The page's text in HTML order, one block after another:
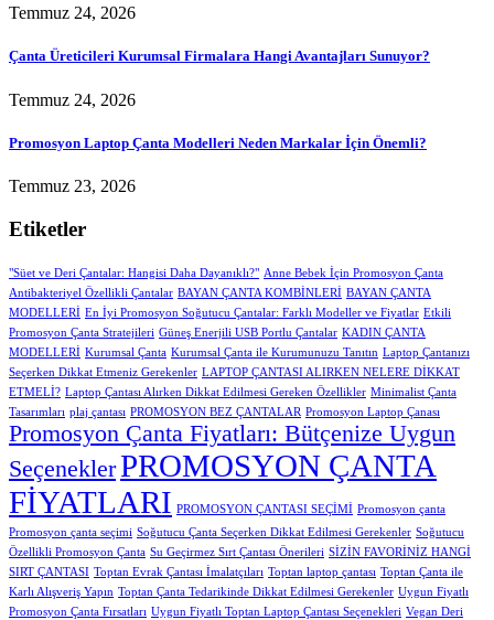
Temmuz 24, 2026
Çanta Üreticileri Kurumsal Firmalara Hangi Avantajları Sunuyor?
Temmuz 24, 2026
Promosyon Laptop Çanta Modelleri Neden Markalar İçin Önemli?
Temmuz 23, 2026
Etiketler
"Süet ve Deri Çantalar: Hangisi Daha Dayanıklı?" Anne Bebek İçin Promosyon Çanta
Antibakteriyel Özellikli Çantalar BAYAN ÇANTA KOMBİNLERİ BAYAN ÇANTA
MODELLERİ En İyi Promosyon Soğutucu Çantalar: Farklı Modeller ve Fiyatlar Etkili
Promosyon Çanta Stratejileri Güneş Enerjili USB Portlu Çantalar KADIN ÇANTA
MODELLERİ Kurumsal Çanta Kurumsal Çanta ile Kurumunuzu Tanıtın Laptop Çantanızı
Seçerken Dikkat Etmeniz Gerekenler LAPTOP ÇANTASI ALIRKEN NELERE DİKKAT
ETMELİ? Laptop Çantası Alırken Dikkat Edilmesi Gereken Özellikler Minimalist Çanta
Tasarımları plaj çantası PROMOSYON BEZ ÇANTALAR Promosyon Laptop Çanası
Promosyon Çanta Fiyatları: Bütçenize Uygun
SeçeneklerPROMOSYON ÇANTA
FİYATLARI PROMOSYON ÇANTASI SEÇİMİ Promosyon çanta
Promosyon çanta seçimi Soğutucu Çanta Seçerken Dikkat Edilmesi Gerekenler Soğutucu
Özellikli Promosyon Çanta Su Geçirmez Sırt Çantası Önerileri SİZİN FAVORİNİZ HANGİ
SIRT ÇANTASI Toptan Evrak Çantası İmalatçıları Toptan laptop çantası Toptan Çanta ile
Karlı Alışveriş Yapın Toptan Çanta Tedarikinde Dikkat Edilmesi Gerekenler Uygun Fiyatlı
Promosyon Çanta Fırsatları Uygun Fiyatlı Toptan Laptop Çantası Seçenekleri Vegan Deri